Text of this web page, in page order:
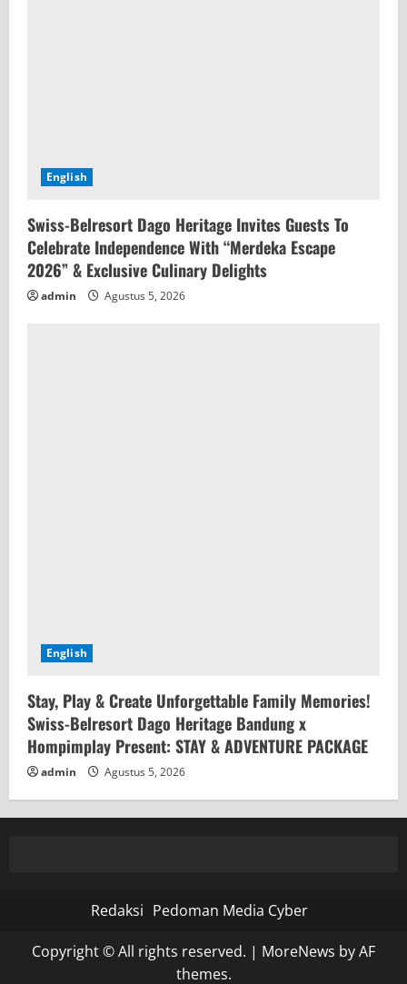
English
Swiss-Belresort Dago Heritage Invites Guests To
Celebrate Independence With “Merdeka Escape
2026” & Exclusive Culinary Delights
admin Agustus 5, 2026
English
Stay, Play & Create Unforgettable Family Memories!
Swiss-Belresort Dago Heritage Bandung x
Hompimplay Present: STAY & ADVENTURE PACKAGE
admin Agustus 5, 2026
Redaksi Pedoman Media Cyber
Copyright © All rights reserved. | MoreNews by AF
themes.